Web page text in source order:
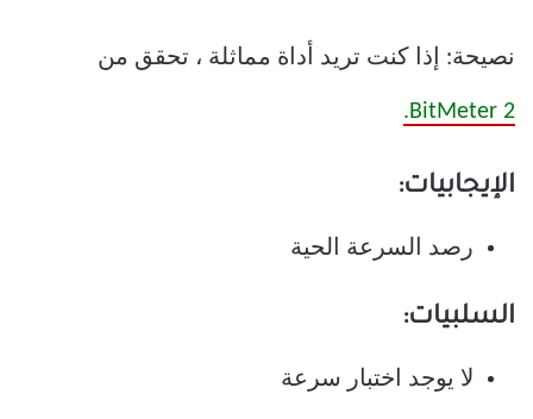
نصيحة: إذا كنت تريد أداة مماثلة ، تحقق من
BitMeter 2.
الإيجابيات:
رصد السرعة الحية
السلبيات:
لا يوجد اختبار سرعة